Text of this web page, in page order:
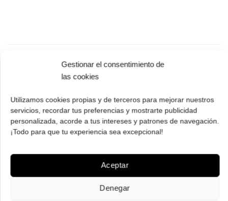
Gestionar el consentimiento de
las cookies
Utilizamos cookies propias y de terceros para mejorar nuestros
servicios, recordar tus preferencias y mostrarte publicidad
personalizada, acorde a tus intereses y patrones de navegación.
¡Todo para que tu experiencia sea excepcional!
Aceptar
Denegar
PAGO SEGURO
Tú eliges cómo pagar tus Roberto: Tarjeta, Pay Pal o contra
reembolso.
ENVÍOS GRATIS